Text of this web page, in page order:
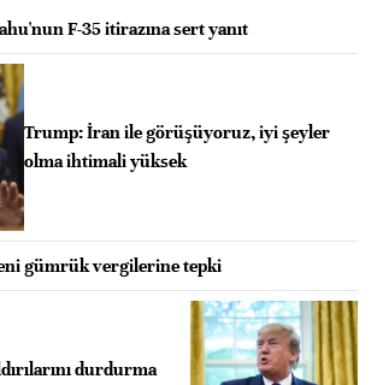
F-35 itirazına sert yanıt
Trump: İran ile görüşüyoruz, iyi şeyler
olma ihtimali yüksek
gümrük vergilerine tepki
durdurma